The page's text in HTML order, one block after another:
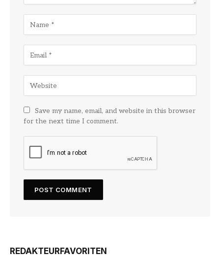
Save my name, email, and website in this browser
for the next time I comment.
REDAKTEURFAVORITEN